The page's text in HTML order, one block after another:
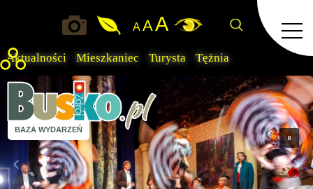
Aktualności Mieszkaniec Turysta Tężnia
A AA
BAZA WYDARZEŃ